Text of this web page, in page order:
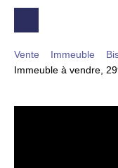
Vente Immeuble
Immeuble à vendre,